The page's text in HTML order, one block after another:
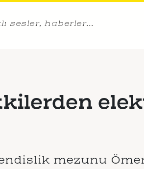
sesler, haberler…
mezunu Ömer